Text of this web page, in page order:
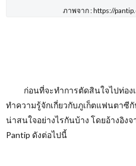
ภาพจาก : https://
ก่อนที่จะทำการตัดสินใจไปท่อ
ทำความรู้จักเกี่ยวกับภูเก็ตแฟนตาซี
น่าสนใจอย่างไรกันบ้าง โดยอ้างอิ
Pantip ดังต่อไปนี้